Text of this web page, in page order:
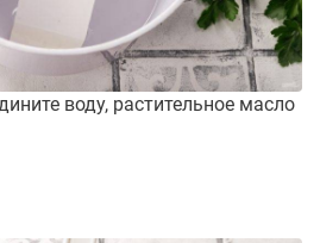
воду, растительное масло